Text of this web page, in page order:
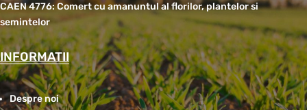
CAEN 4776: Comert cu amanuntul al florilor, plantelor si
semintelor
INFORMATII
Despre noi